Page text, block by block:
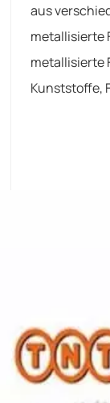
aus
metallisierte
metallisierte
Kunststoffe,